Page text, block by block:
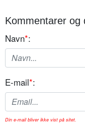
Kommentarer
Navn*:
E-mail*:
Din e-mail bliver ikke vist på sitet.